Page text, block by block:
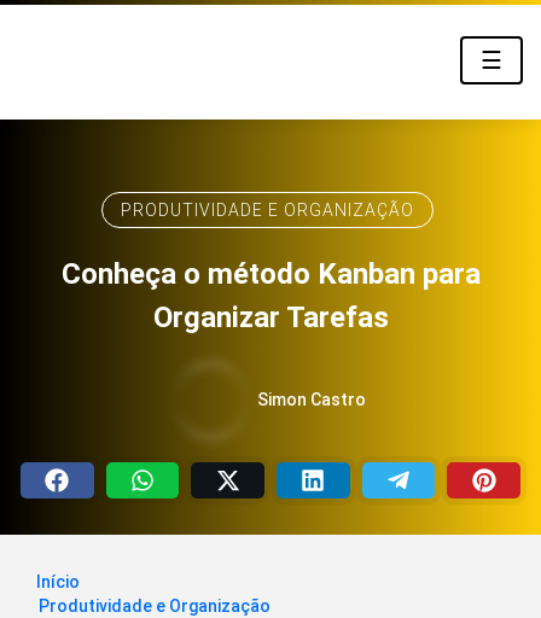
☰
PRODUTIVIDADE E ORGANIZAÇÃO
Conheça o método Kanban para
Organizar Tarefas
Simon Castro
Início
Produtividade e Organização